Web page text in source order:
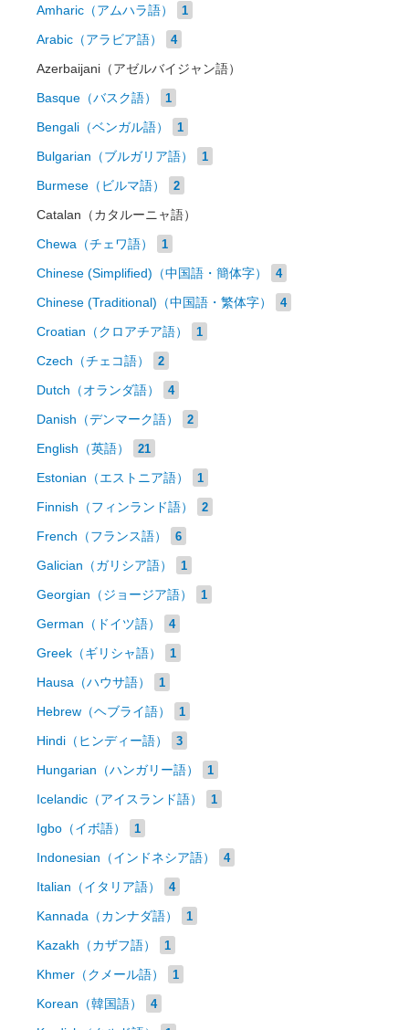
Amharic（アムハラ語） 1
Arabic（アラビア語） 4
Azerbaijani（アゼルバイジャン語）
Basque（バスク語） 1
Bengali（ベンガル語） 1
Bulgarian（ブルガリア語） 1
Burmese（ビルマ語） 2
Catalan（カタルーニャ語）
Chewa（チェワ語） 1
Chinese (Simplified)（中国語・簡体字） 4
Chinese (Traditional)（中国語・繁体字） 4
Croatian（クロアチア語） 1
Czech（チェコ語） 2
Dutch（オランダ語） 4
Danish（デンマーク語） 2
English（英語） 21
Estonian（エストニア語） 1
Finnish（フィンランド語） 2
French（フランス語） 6
Galician（ガリシア語） 1
Georgian（ジョージア語） 1
German（ドイツ語） 4
Greek（ギリシャ語） 1
Hausa（ハウサ語） 1
Hebrew（ヘブライ語） 1
Hindi（ヒンディー語） 3
Hungarian（ハンガリー語） 1
Icelandic（アイスランド語） 1
Igbo（イボ語） 1
Indonesian（インドネシア語） 4
Italian（イタリア語） 4
Kannada（カンナダ語） 1
Kazakh（カザフ語） 1
Khmer（クメール語） 1
Korean（韓国語） 4